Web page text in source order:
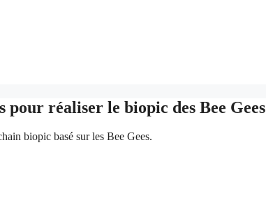
réaliser le biopic des Bee Gees
biopic basé sur les Bee Gees.